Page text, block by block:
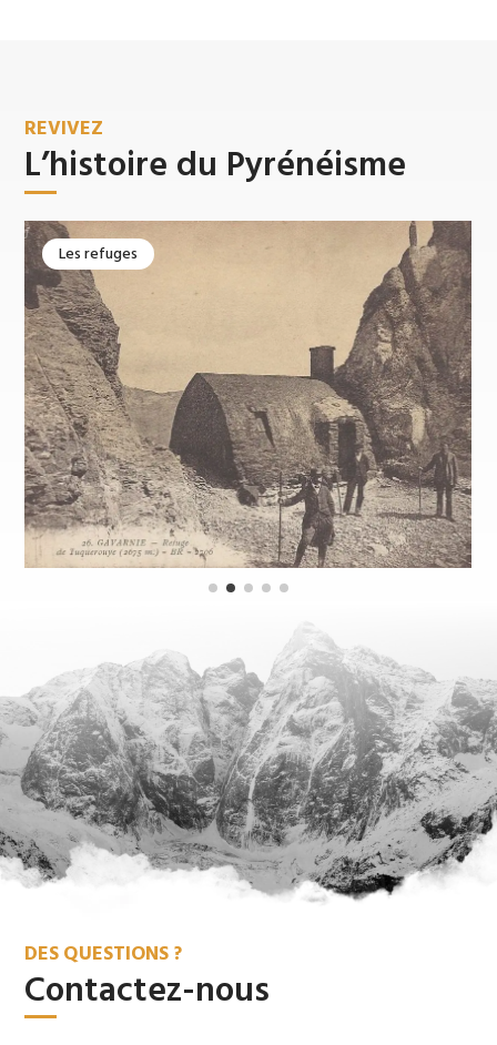
REVIVEZ
L’histoire du Pyrénéisme
Les refuges
DES QUESTIONS ?
Contactez-nous